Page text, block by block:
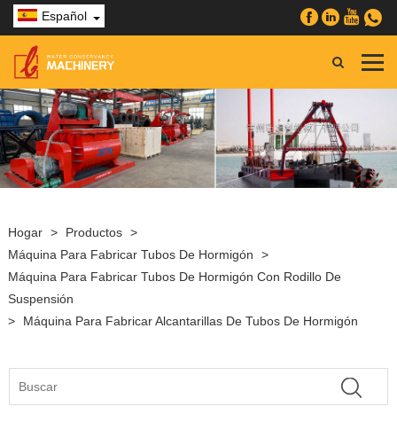
Español
Hogar > Productos >
Máquina Para Fabricar Tubos De Hormigón
>
Máquina Para Fabricar Tubos De Hormigón Con Rodillo De
Suspensión
>
Máquina Para Fabricar Alcantarillas De Tubos De Hormigón